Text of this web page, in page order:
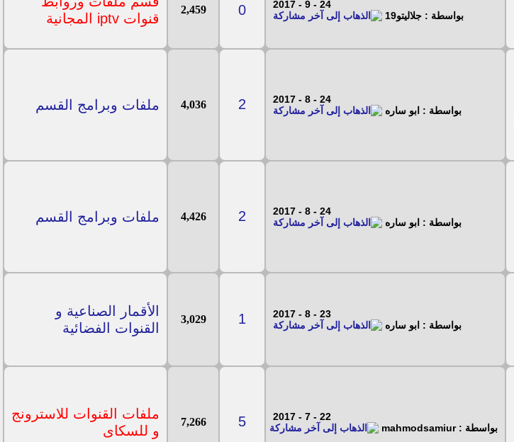
24 - 9 - 2017
بواسطة : جلاليتو19
0
2,459
قنوات iptv المجانية
24 - 8 - 2017
بواسطة : ابو ساره
2
4,036 ملفات وبرامج القسم
24 - 8 - 2017
بواسطة : ابو ساره
2
4,426 ملفات وبرامج القسم
23 - 8 - 2017
بواسطة : ابو ساره
1
3,029
الأقمار الصناعية و
القنوات الفضائية
22 - 7 - 2017
بواسطة : mahmodsamiur
5
7,266
ملفات القنوات للاسترونج
و للسكاى